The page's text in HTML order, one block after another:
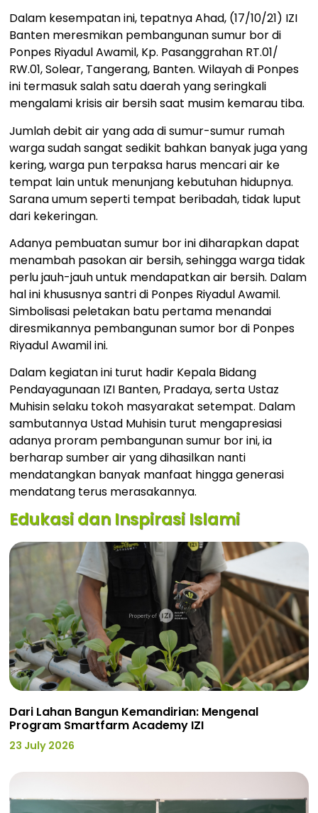
Dalam kesempatan ini, tepatnya Ahad, (17/10/21) IZI
Banten meresmikan pembangunan sumur bor di
Ponpes Riyadul Awamil, Kp. Pasanggrahan RT.01/
RW.01, Solear, Tangerang, Banten. Wilayah di Ponpes
ini termasuk salah satu daerah yang seringkali
mengalami krisis air bersih saat musim kemarau tiba.
Jumlah debit air yang ada di sumur-sumur rumah
warga sudah sangat sedikit bahkan banyak juga yang
kering, warga pun terpaksa harus mencari air ke
tempat lain untuk menunjang kebutuhan hidupnya.
Sarana umum seperti tempat beribadah, tidak luput
dari kekeringan.
Adanya pembuatan sumur bor ini diharapkan dapat
menambah pasokan air bersih, sehingga warga tidak
perlu jauh-jauh untuk mendapatkan air bersih. Dalam
hal ini khususnya santri di Ponpes Riyadul Awamil.
Simbolisasi peletakan batu pertama menandai
diresmikannya pembangunan sumor bor di Ponpes
Riyadul Awamil ini.
Dalam kegiatan ini turut hadir Kepala Bidang
Pendayagunaan IZI Banten, Pradaya, serta Ustaz
Muhisin selaku tokoh masyarakat setempat. Dalam
sambutannya Ustad Muhisin turut mengapresiasi
adanya proram pembangunan sumur bor ini, ia
berharap sumber air yang dihasilkan nanti
mendatangkan banyak manfaat hingga generasi
mendatang terus merasakannya.
Edukasi dan Inspirasi Islami
Dari Lahan Bangun Kemandirian: Mengenal
Program Smartfarm Academy IZI
23 July 2026